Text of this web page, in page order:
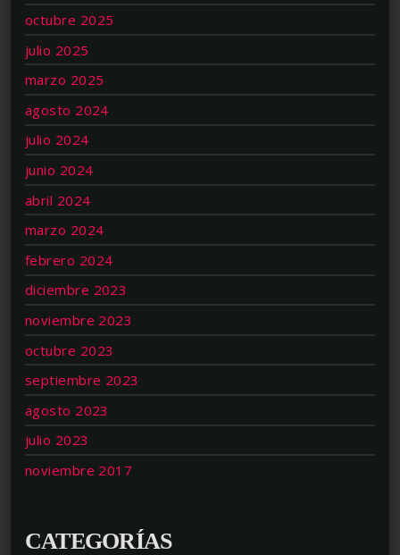
octubre 2025
julio 2025
marzo 2025
agosto 2024
julio 2024
junio 2024
abril 2024
marzo 2024
febrero 2024
diciembre 2023
noviembre 2023
octubre 2023
septiembre 2023
agosto 2023
julio 2023
noviembre 2017
CATEGORÍAS